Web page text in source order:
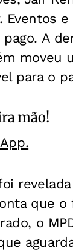
Eventos
A
moveu
para o
mão!
que
o